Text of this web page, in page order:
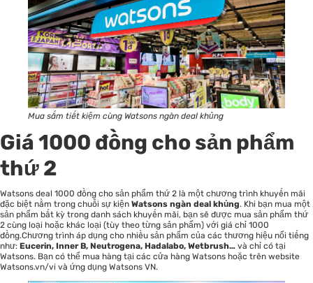
Mua sắm tiết kiệm cùng Watsons ngàn deal khủng
Giá 1000 đồng cho sản phẩm
thứ 2
Watsons deal 1000 đồng cho sản phẩm thứ 2 là một chương trình khuyến mãi
đặc biệt nằm trong chuỗi sự kiện Watsons ngàn deal khủng. Khi bạn mua một
sản phẩm bất kỳ trong danh sách khuyến mãi, bạn sẽ được mua sản phẩm thứ
2 cùng loại hoặc khác loại (tùy theo từng sản phẩm) với giá chỉ 1000
đồng.Chương trình áp dụng cho nhiều sản phẩm của các thương hiệu nổi tiếng
như: Eucerin, Inner B, Neutrogena, Hadalabo, Wetbrush… và chỉ có tại
Watsons. Bạn có thể mua hàng tại các cửa hàng Watsons hoặc trên website
Watsons.vn/vi và ứng dụng Watsons VN.